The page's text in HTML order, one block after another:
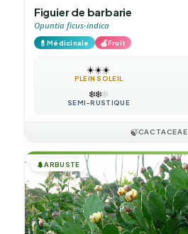
Figuier de barbarie
Opuntia ficus-indica
💊Médicinale 🍎Fruit
☀️☀️☀️
PLEIN SOLEIL
❄️❄️❄️
SEMI-RUSTIQUE
🍃CACTACEAE
🌲ARBUSTE